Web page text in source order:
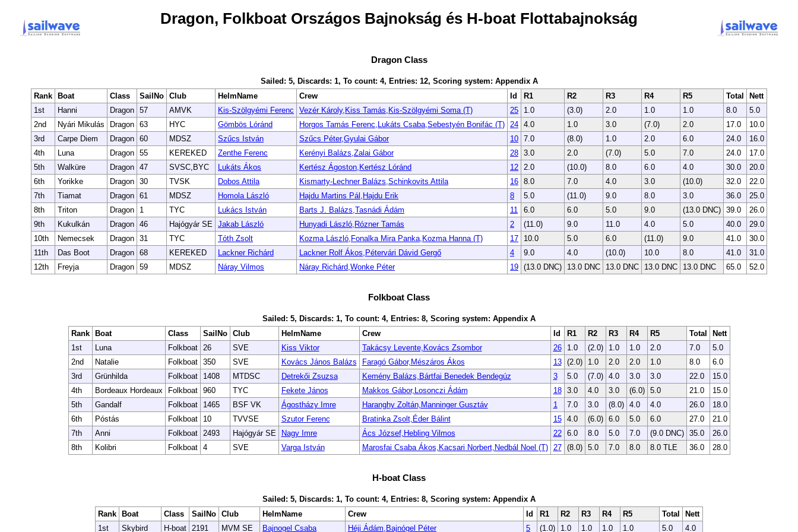
Dragon, Folkboat Országos Bajnokság és H-boat Flottabajnokság
Dragon Class
Sailed: 5, Discards: 1, To count: 4, Entries: 12, Scoring system: Appendix A
Rank
Boat Class SailNo Club HelmName Crew Id R1 R2 R3 R4 R5 Total
Nett
1st
Hanni Dragon 57 AMVK Kis-Szölgyémi Ferenc Vezér Károly,Kiss Tamás,Kis-Szölgyémi Soma (T) 25 1.0 (3.0) 2.0 1.0 1.0 8.0
5.0
2nd
Nyári Mikulás Dragon 63 HYC Gömbös Lóránd Horgos Tamás Ferenc,Lukáts Csaba,Sebestyén Bonifác (T) 24 4.0 1.0 3.0 (7.0) 2.0 17.0
10.0
3rd
Carpe Diem Dragon 60 MDSZ Szűcs István Szűcs Péter,Gyulai Gábor 10 7.0 (8.0) 1.0 2.0 6.0 24.0
16.0
4th
Luna Dragon 55 KEREKED Zenthe Ferenc Kerényi Balázs,Zalai Gábor 28 3.0 2.0 (7.0) 5.0 7.0 24.0
17.0
5th
Walküre Dragon 47 SVSC,BYC Lukáts Ákos Kertész Ágoston,Kertész Lóránd 12 2.0 (10.0) 8.0 6.0 4.0 30.0
20.0
6th
Yorikke Dragon 30 TVSK Dobos Attila Kismarty-Lechner Balázs,Schinkovits Attila 16 8.0 7.0 4.0 3.0 (10.0) 32.0
22.0
7th
Tiamat Dragon 61 MDSZ Homola László Hajdu Martins Pál,Hajdu Erik 8 5.0 (11.0) 9.0 8.0 3.0 36.0
25.0
8th
Triton Dragon 1 TYC Lukács István Barts J. Balázs,Tasnádi Ádám 11 6.0 6.0 5.0 9.0 (13.0 DNC) 39.0
26.0
9th
Kukulkán Dragon 46 Hajógyár SE Jakab László Hunyadi László,Rózner Tamás 2 (11.0) 9.0 11.0 4.0 5.0 40.0
29.0
10th
Nemecsek Dragon 31 TYC Tóth Zsolt Kozma László,Fonalka Mira Panka,Kozma Hanna (T) 17 10.0 5.0 6.0 (11.0) 9.0 41.0
30.0
11th
Das Boot Dragon 68 KEREKED Lackner Richárd Lackner Rolf Ákos,Pétervári Dávid Gergő 4 9.0 4.0 (10.0) 10.0 8.0 41.0
31.0
12th
Freyja Dragon 59 MDSZ Náray Vilmos Náray Richárd,Wonke Péter 19 (13.0 DNC) 13.0 DNC 13.0 DNC 13.0 DNC 13.0 DNC 65.0 52.0
Folkboat Class
Sailed: 5, Discards: 1, To count: 4, Entries: 8, Scoring system: Appendix A
Rank
Boat Class SailNo Club HelmName Crew Id R1 R2 R3 R4 R5 Total
Nett
1st
Luna Folkboat 26 SVE Kiss Viktor Takácsy Levente,Kovács Zsombor 26 1.0 (2.0) 1.0 1.0 2.0 7.0
5.0
2nd
Natalie Folkboat 350 SVE Kovács János Balázs Faragó Gábor,Mészáros Ákos 13 (2.0) 1.0 2.0 2.0 1.0 8.0
6.0
3rd
Grünhilda Folkboat 1408 MTDSC Detrekői Zsuzsa Kemény Balázs,Bártfai Benedek Bendegúz 3 5.0 (7.0) 4.0 3.0 3.0 22.0
15.0
4th
Bordeaux Hordeaux Folkboat 960 TYC Fekete János Makkos Gábor,Losonczi Ádám 18 3.0 4.0 3.0 (6.0) 5.0 21.0
15.0
5th
Gandalf Folkboat 1465 BSF VK Ágostházy Imre Haranghy Zoltán,Manninger Gusztáv 1 7.0 3.0 (8.0) 4.0 4.0 26.0
18.0
6th
Póstás Folkboat 10 TVVSE Szutor Ferenc Bratinka Zsolt,Éder Bálint 15 4.0 (6.0) 6.0 5.0 6.0 27.0
21.0
7th
Anni Folkboat 2493 Hajógyár SE Nagy Imre Ács József,Hebling Vilmos 22 6.0 8.0 5.0 7.0 (9.0 DNC) 35.0
26.0
8th
Kolibri Folkboat 4 SVE Varga István Marosfai Csaba Ákos,Kacsari Norbert,Nedbál Noel (T) 27 (8.0) 5.0 7.0 8.0 8.0 TLE 36.0 28.0
H-boat Class
Sailed: 5, Discards: 1, To count: 4, Entries: 8, Scoring system: Appendix A
Rank
Boat Class SailNo Club HelmName Crew Id R1 R2 R3 R4 R5 Total
Nett
1st
Skybird H-boat 2191 MVM SE Bajnogel Csaba Héjj Ádám,Bajnógel Péter 5 (1.0) 1.0 1.0 1.0 1.0 5.0 4.0